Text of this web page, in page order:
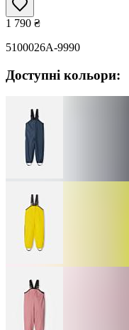
1 790 ₴
5100026A-9990
Доступні кольори: